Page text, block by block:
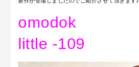
omodok
little -109